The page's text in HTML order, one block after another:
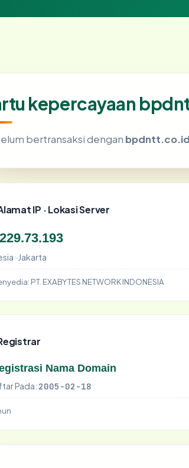
kepercayaan
bertransaksi dengan bpdntt.co.id
IP · Lokasi Server
· Jakarta
PT. EXABYTES NETWORK INDONESIA
Nama Domain
Pada: 2005-02-18